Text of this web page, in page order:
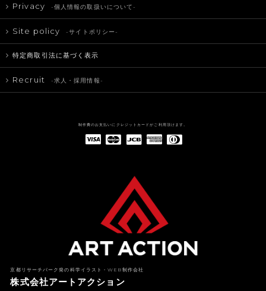
Privacy -個人情報の取扱いについて-
Site policy -サイトポリシー-
特定商取引法に基づく表示
Recruit -求人・採用情報-
制作費のお支払いにクレジットカードがご利用頂けます。
京都リサーチパーク発の科学イラスト・WEB制作会社
株式会社アートアクション